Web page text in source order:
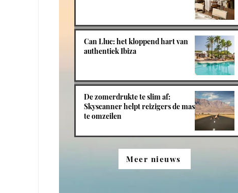
Can Lluc: het kloppend hart van
authentiek Ibiza
De zomerdrukte te slim af:
Skyscanner helpt reizigers de massa
te omzeilen
Meer nieuws